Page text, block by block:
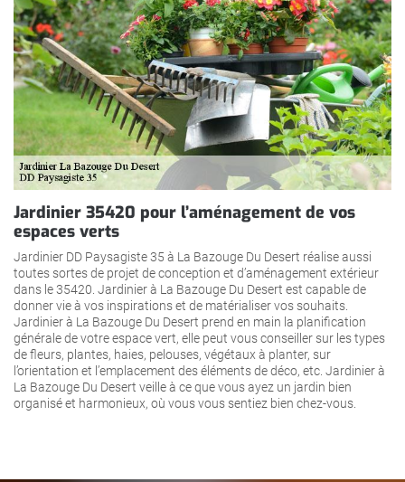
Jardinier 35420 pour l’aménagement de vos
espaces verts
Jardinier DD Paysagiste 35 à La Bazouge Du Desert réalise aussi
toutes sortes de projet de conception et d’aménagement extérieur
dans le 35420. Jardinier à La Bazouge Du Desert est capable de
donner vie à vos inspirations et de matérialiser vos souhaits.
Jardinier à La Bazouge Du Desert prend en main la planification
générale de votre espace vert, elle peut vous conseiller sur les types
de fleurs, plantes, haies, pelouses, végétaux à planter, sur
l’orientation et l’emplacement des éléments de déco, etc. Jardinier à
La Bazouge Du Desert veille à ce que vous ayez un jardin bien
organisé et harmonieux, où vous vous sentiez bien chez-vous.